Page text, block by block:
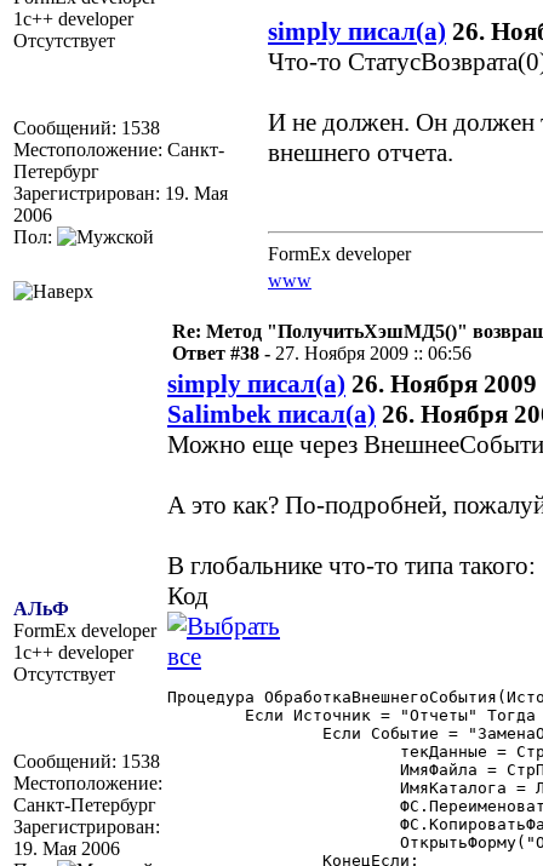
1c++ developer
Отсутствует
Сообщений: 1538
Местоположение: Санкт-
Петербург
Зарегистрирован: 19. Мая
2006
Пол:
simply писал(а) 26.
Что-то
И не должен. Он должен
внешнего отчета.
FormEx developer
www
АЛьФ
FormEx developer
1c++ developer
Отсутствует
Сообщений: 1538
Местоположение:
Санкт-Петербург
Зарегистрирован:
19. Мая 2006
Re: Метод "ПолучитьХэшМД5()"
Ответ #38 - 27. Ноября 2009 :: 06:56
simply писал(а) 26. Ноября
Salimbek писал(а) 26. Ноября
Можно еще через
А это как? По-подробней,
В глобальнике что-то типа такого:
Код
Процедура